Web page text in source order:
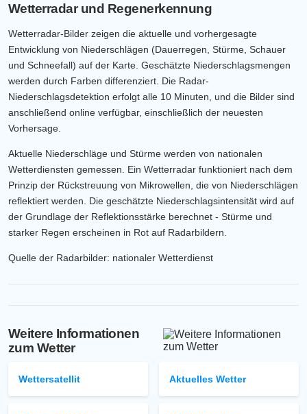
Wetterradar und Regenerkennung
Wetterradar-Bilder zeigen die aktuelle und vorhergesagte
Entwicklung von Niederschlägen (Dauerregen, Stürme, Schauer
und Schneefall) auf der Karte. Geschätzte Niederschlagsmengen
werden durch Farben differenziert. Die Radar-
Niederschlagsdetektion erfolgt alle 10 Minuten, und die Bilder sind
anschließend online verfügbar, einschließlich der neuesten
Vorhersage.
Aktuelle Niederschläge und Stürme werden von nationalen
Wetterdiensten gemessen. Ein Wetterradar funktioniert nach dem
Prinzip der Rückstreuung von Mikrowellen, die von Niederschlägen
reflektiert werden. Die geschätzte Niederschlagsintensität wird auf
der Grundlage der Reflektionsstärke berechnet - Stürme und
starker Regen erscheinen in Rot auf Radarbildern.
Quelle der Radarbilder: nationaler Wetterdienst
Weitere Informationen
zum Wetter
Wettersatellit Aktuelles Wetter